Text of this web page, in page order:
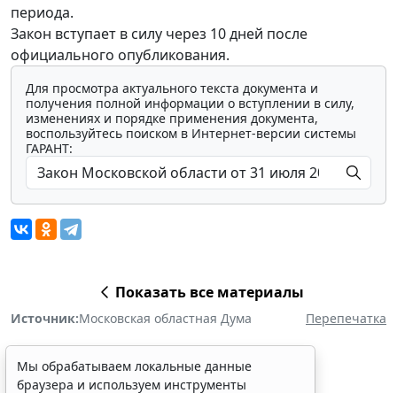
периода.
Закон вступает в силу через 10 дней после
официального опубликования.
Для просмотра актуального текста документа и
получения полной информации о вступлении в силу,
изменениях и порядке применения документа,
воспользуйтесь поиском в Интернет-версии системы
ГАРАНТ:
Показать все материалы
Источник:Московская областная Дума Перепечатка
Мы обрабатываем локальные данные
браузера и используем инструменты